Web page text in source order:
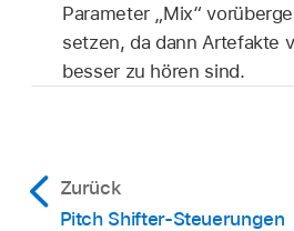
Parameter „Mix“
setzen, da dann Artefakte
besser zu hören sind.
Zurück
Pitch Shifter-Steuerungen